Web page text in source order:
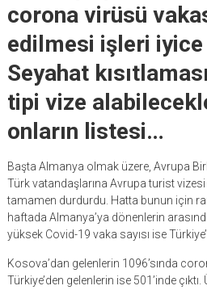
corona virüsü
edilmesi işleri iyice
Seyahat
tipi vize
onların listesi…
Başta Almanya olmak üzere, Avrupa
Türk vatandaşlarına Avrupa turist
tamamen durdurdu. Hatta bunun için
haftada Almanya’ya dönenlerin
yüksek Covid-19 vaka sayısı ise
Kosova’dan gelenlerin 1096’sında
Türkiye’den gelenlerin ise 501’inde